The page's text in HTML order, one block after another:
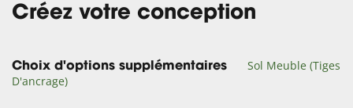
Créez votre conception
Choix d'options supplémentaires
Sol Meuble (Tiges
D'ancrage)